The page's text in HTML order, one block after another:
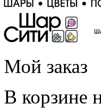
Мой заказ
В корзине